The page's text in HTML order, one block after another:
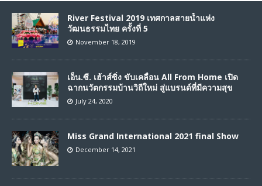
River Festival 2019 เทศกาลสายน้ำแห่ง
วัฒนธรรมไทย ครั้งที่ 5
November 18, 2019
เอ็น.ซี. เฮ้าส์ซิ่ง ขับเคลื่อน All From Home เปิด
ฉากนวัตกรรมบ้านวิถีใหม่ สู่แบรนด์ที่มีความสุข
July 24, 2020
Miss Grand International 2021 final Show
December 14, 2021